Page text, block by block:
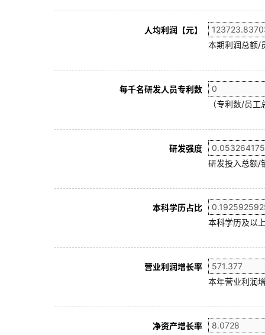
人均利润【元】
本期利润总额/
每千名研发人员专利数
（专利数/员
研发强度
研发投入总额/
本科学历占比
本科学历及以
营业利润增长率
本年营业利润
净资产增长率